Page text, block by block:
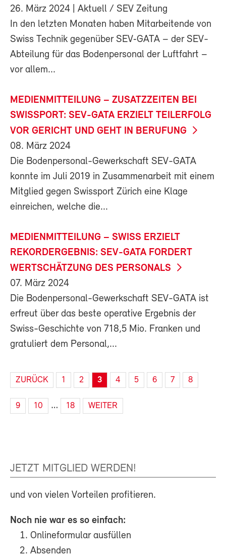
26. März 2024 | Aktuell / SEV Zeitung
In den letzten Monaten haben Mitarbeitende von
Swiss Technik gegenüber SEV‑GATA – der SEV-
Abteilung für das Bodenpersonal der Luftfahrt –
vor allem...
MEDIENMITTEILUNG – ZUSATZZEITEN BEI
SWISSPORT: SEV-GATA ERZIELT TEILERFOLG
VOR GERICHT UND GEHT IN BERUFUNG
08. März 2024
Die Bodenpersonal-Gewerkschaft SEV-GATA
konnte im Juli 2019 in Zusammenarbeit mit einem
Mitglied gegen Swissport Zürich eine Klage
einreichen, welche die...
MEDIENMITTEILUNG – SWISS ERZIELT
REKORDERGEBNIS: SEV-GATA FORDERT
WERTSCHÄTZUNG DES PERSONALS
07. März 2024
Die Bodenpersonal-Gewerkschaft SEV-GATA ist
erfreut über das beste operative Ergebnis der
Swiss-Geschichte von 718,5 Mio. Franken und
gratuliert dem Personal,...
ZURÜCK 1 2 3 4 5 6 7 8
9 10 … 18 WEITER
JETZT MITGLIED WERDEN!
und von vielen Vorteilen profitieren.
Noch nie war es so einfach:
Onlineformular ausfüllen
Absenden